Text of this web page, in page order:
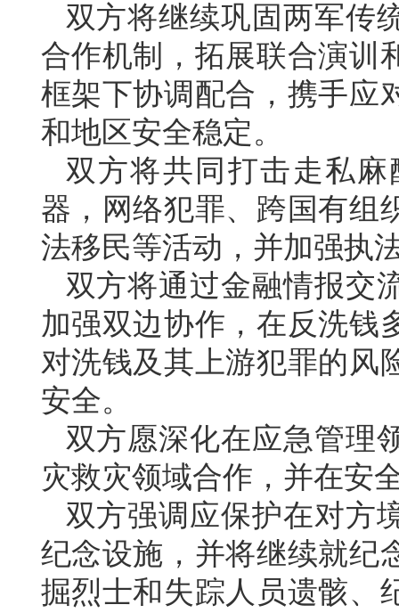
双方将继续巩固两军传
合作机制，拓展联合演训
框架下协调配合，携手应
和地区安全稳定。
双方将共同打击走私
器，网络犯罪、跨国有组
法移民等活动，并加强执
双方将通过金融情报交
加强双边协作，在反洗钱
对洗钱及其上游犯罪的风
安全。
双方愿深化在应急管理
灾救灾领域合作，并在安
双方强调应保护在对方
纪念设施，并将继续就纪
掘烈士和失踪人员遗骸、